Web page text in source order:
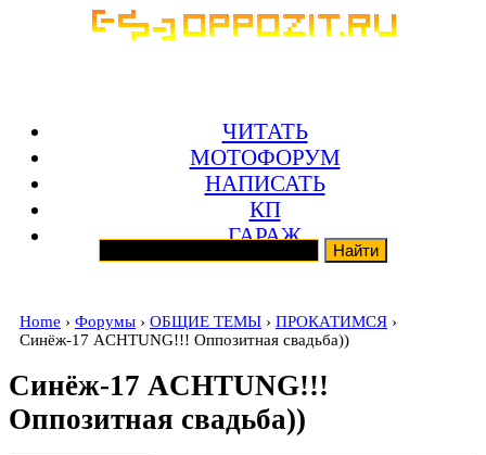
ЧИТАТЬ
МОТОФОРУМ
НАПИСАТЬ
КП
ГАРАЖ
Home › Форумы › ОБЩИЕ ТЕМЫ › ПРОКАТИМСЯ ›
Синёж-17 ACHTUNG!!! Оппозитная свадьба))
Синёж-17 ACHTUNG!!!
Оппозитная свадьба))